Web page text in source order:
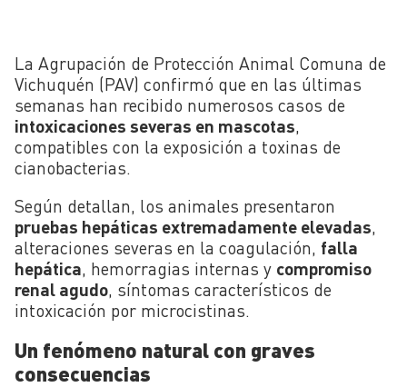
La Agrupación de Protección Animal Comuna de
Vichuquén (PAV) confirmó que en las últimas
semanas han recibido numerosos casos de
intoxicaciones severas en mascotas,
compatibles con la exposición a toxinas de
cianobacterias.
Según detallan, los animales presentaron
pruebas hepáticas extremadamente elevadas,
alteraciones severas en la coagulación, falla
hepática, hemorragias internas y compromiso
renal agudo, síntomas característicos de
intoxicación por microcistinas.
Un fenómeno natural con graves
consecuencias